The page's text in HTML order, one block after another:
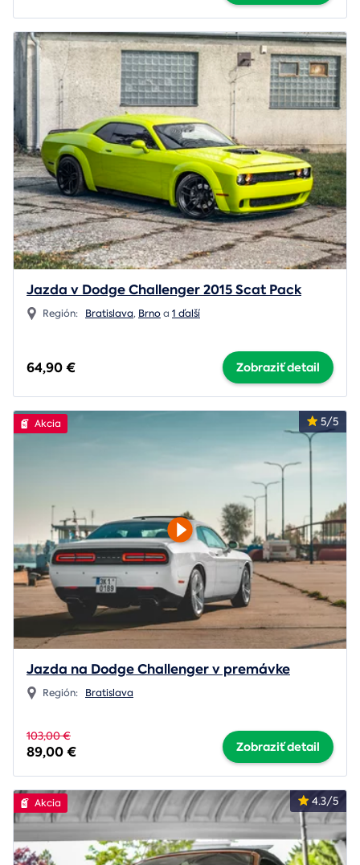
Jazda v Dodge Challenger 2015 Scat Pack
Región: Bratislava, Brnoa 1 ďalší
64,90 € Zobraziť detail
5/5
Akcia
Jazda na Dodge Challenger v premávke
Región: Bratislava
103,00 €
89,00 € Zobraziť detail
4.3/5
Akcia